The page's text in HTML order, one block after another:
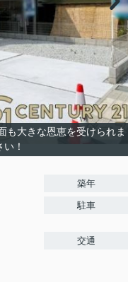
も大きな恩恵を受けられま
！
築年
駐車
交通